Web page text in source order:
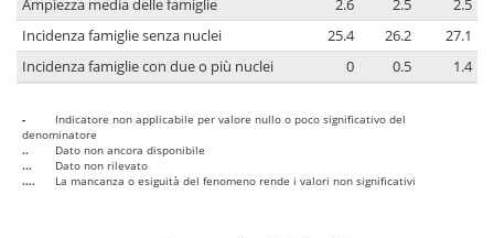
Ampiezza media delle famiglie 2.6 2.5
2.5
Incidenza famiglie senza nuclei
25.4 26.2
27.1
Incidenza famiglie con due o più nuclei
0 0.5 1.4
-
Indicatore non applicabile per valore nullo o poco significativo del
denominatore
..
Dato non ancora disponibile
...
Dato non rilevato
....
La mancanza o esiguità del fenomeno rende i valori non significativi